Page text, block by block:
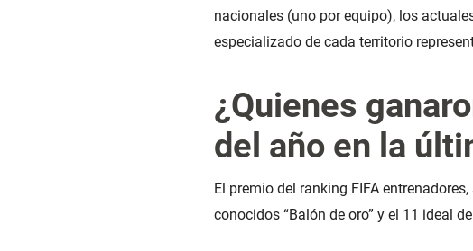
nacionales (uno por equipo), los
especializado de cada territorio
¿Quienes
del año en la
El premio del ranking FIFA
conocidos “Balón de oro” y el 11 ideal